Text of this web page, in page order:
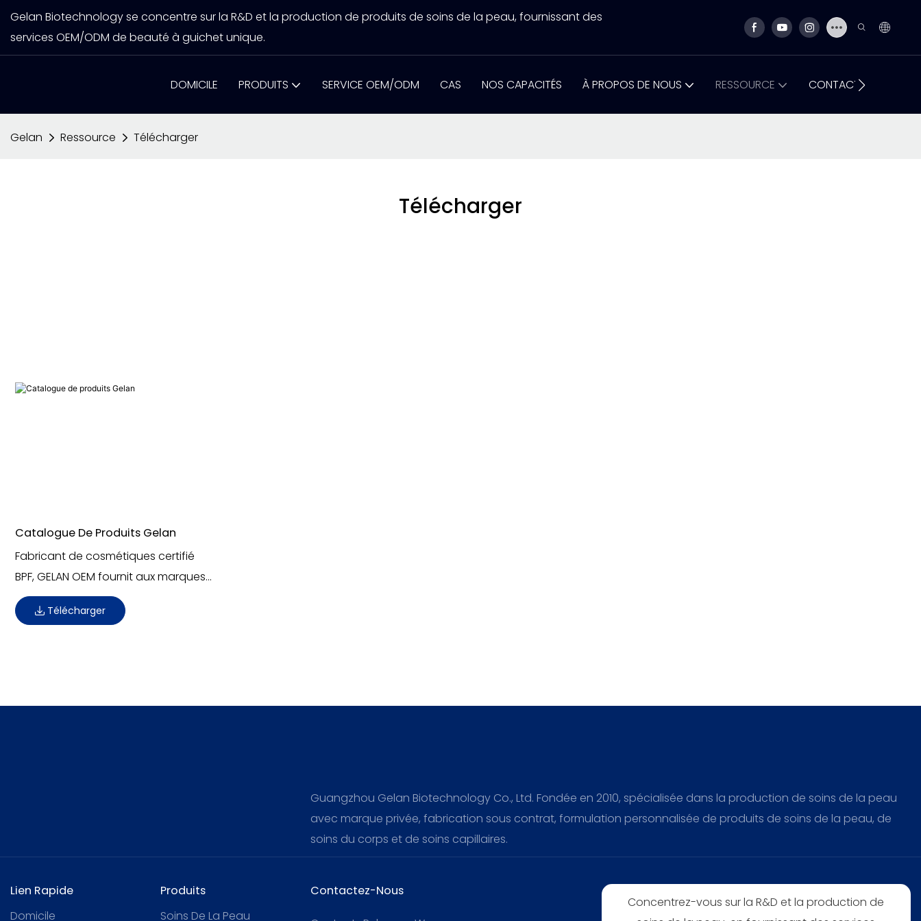
Gelan Biotechnology se concentre sur la R&D et la production de produits de soins de la peau, fournissant des
services OEM/ODM de beauté à guichet unique.
DOMICILE PRODUITS SERVICE OEM/ODM CAS NOS CAPACITÉS À PROPOS DE NOUS RESSOURCE CONTACTEZ-NOUS
Gelan Ressource Télécharger
Télécharger
Catalogue De Produits Gelan
Fabricant de cosmétiques certifié
BPF, GELAN OEM fournit aux marques
internationales des produits de soin
de la peau sûrs et efficaces, ainsi
Télécharger
Guangzhou Gelan Biotechnology Co., Ltd. Fondée en 2010, spécialisée dans la production de soins de la peau
avec marque privée, fabrication sous contrat, formulation personnalisée de produits de soins de la peau, de
soins du corps et de soins capillaires.
Lien Rapide
Domicile
Produits
Soins De La Peau
Contactez-Nous
Concentrez-vous sur la R&D et la production de